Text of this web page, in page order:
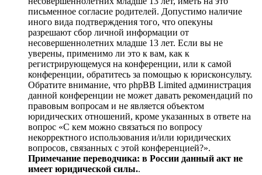
письменное согласие родителей. Допустимо наличие
иного вида подтверждения того, что опекуны
разрешают сбор личной информации от
несовершеннолетних младше 13 лет. Если вы не
уверены, применимо ли это к вам, как к
регистрирующемуся на конференции, или к самой
конференции, обратитесь за помощью к юрисконсульту.
Обратите внимание, что phpBB Limited администрация
данной конференции не может давать рекомендаций по
правовым вопросам и не является объектом
юридических отношений, кроме указанных в ответе на
вопрос «С кем можно связаться по вопросу
некорректного использования и/или юридических
вопросов, связанных с этой конференцией?».
Примечание переводчика: в России данный акт не
имеет юридической силы..